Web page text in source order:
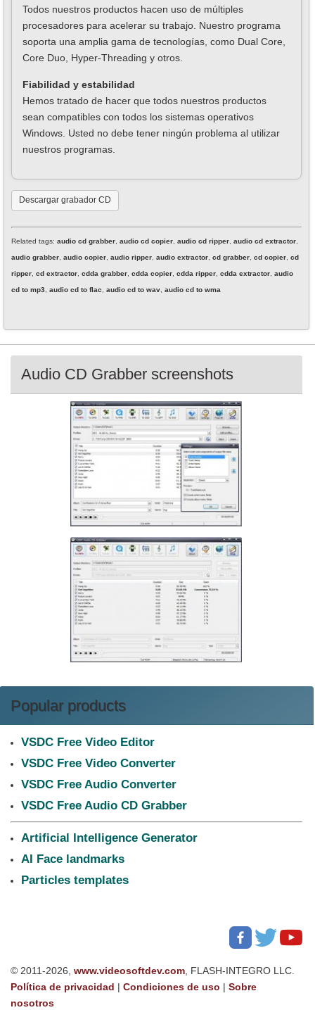
Todos nuestros productos hacen uso de múltiples
procesadores para acelerar su trabajo. Nuestro programa
soporta una amplia gama de tecnologías, como Dual Core,
Core Duo, Hyper-Threading y otros.
Fiabilidad y estabilidad
Hemos tratado de hacer que todos nuestros productos
sean compatibles con todos los sistemas operativos
Windows. Usted no debe tener ningún problema al utilizar
nuestros programas.
Descargar grabador CD
Related tags: audio cd grabber audio cd copier audio cd ripper audio cd extractor
audio grabber audio copier audio ripper audio extractor cd grabber cd copier cd
ripper cd extractor cdda grabber cdda copier cdda ripper cdda extractor audio
cd to mp3 audio cd to flac audio cd to wav audio cd to wma
Audio CD Grabber screenshots
Popular products
VSDC Free Video Editor
VSDC Free Video Converter
VSDC Free Audio Converter
VSDC Free Audio CD Grabber
Artificial Intelligence Generator
AI Face landmarks
Particles templates
© 2011-2026, www.videosoftdev.com , FLASH-INTEGRO LLC.
Política de privacidad | Condiciones de uso | Sobre
nosotros